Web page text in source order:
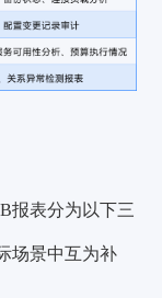
报表分为以下三
场景中互为补